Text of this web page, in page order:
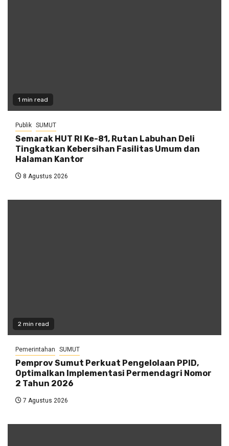
1 min read
Publik SUMUT
Semarak HUT RI Ke-81, Rutan Labuhan Deli
Tingkatkan Kebersihan Fasilitas Umum dan
Halaman Kantor
8 Agustus 2026
2 min read
Pemerintahan SUMUT
Pemprov Sumut Perkuat Pengelolaan PPID,
Optimalkan Implementasi Permendagri Nomor
2 Tahun 2026
7 Agustus 2026